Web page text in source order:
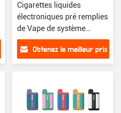
Cigarettes liquides
électroniques pré remplies
de Vape de système
jetable de cosse
Obtenez le meilleur prix